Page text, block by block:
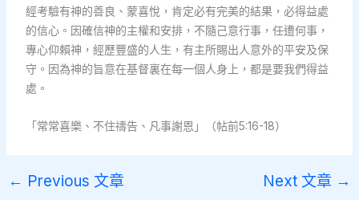
經考驗有神的善良、蒙喜悅，肯定必有完美的結果，必得益處
的信心。因確信神的主權和安排，不隨己意行事，任遭何事，
專心仰賴神，經歷豐盛的人生，有主所賜出人意外的平安及保
守。因為神的旨意在基督裏在每一個人身上，都是要我們得益
處。
「常常喜樂、不住禱告、凡事謝恩」（帖前5:16-18）
← Previous 文章 Next 文章 →